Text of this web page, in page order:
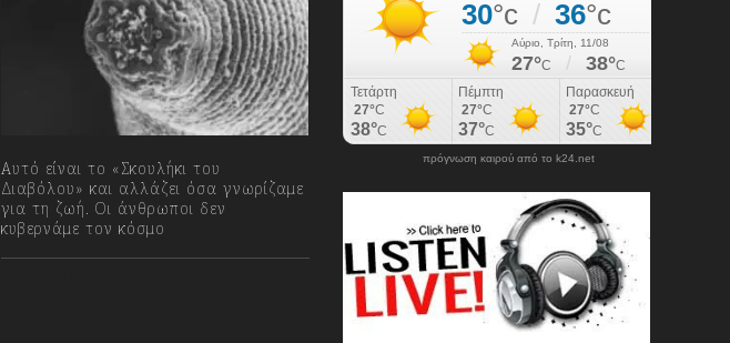
Αυτό είναι το «Σκουλήκι του
Διαβόλου» και αλλάζει όσα γνωρίζαμε
για τη ζωή. Οι άνθρωποι δεν
κυβερνάμε τον κόσμο
πρόγνωση καιρού από το k24.net